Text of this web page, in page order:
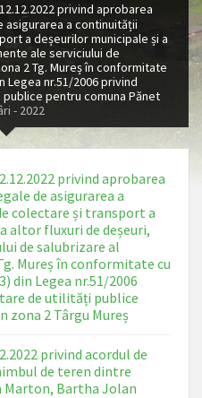
privind aprobarea
a continuității
a deșeurilor municipale și a
ale serviciului de
2 Tg. Mureș în conformitate
Legea nr.51/2006 privind
pentru comuna Pănet
- 2022
privind aprobarea
de asigurarea a
colectare și transport a
altor fluxuri de deșeuri,
de salubrizare al
Mureș în conformitate cu
din Legea nr.51/2006
de utilități publice
zona 2 Târgu Mureș
privind acordul de
de teren dintre
Marton, Bartha Jolan